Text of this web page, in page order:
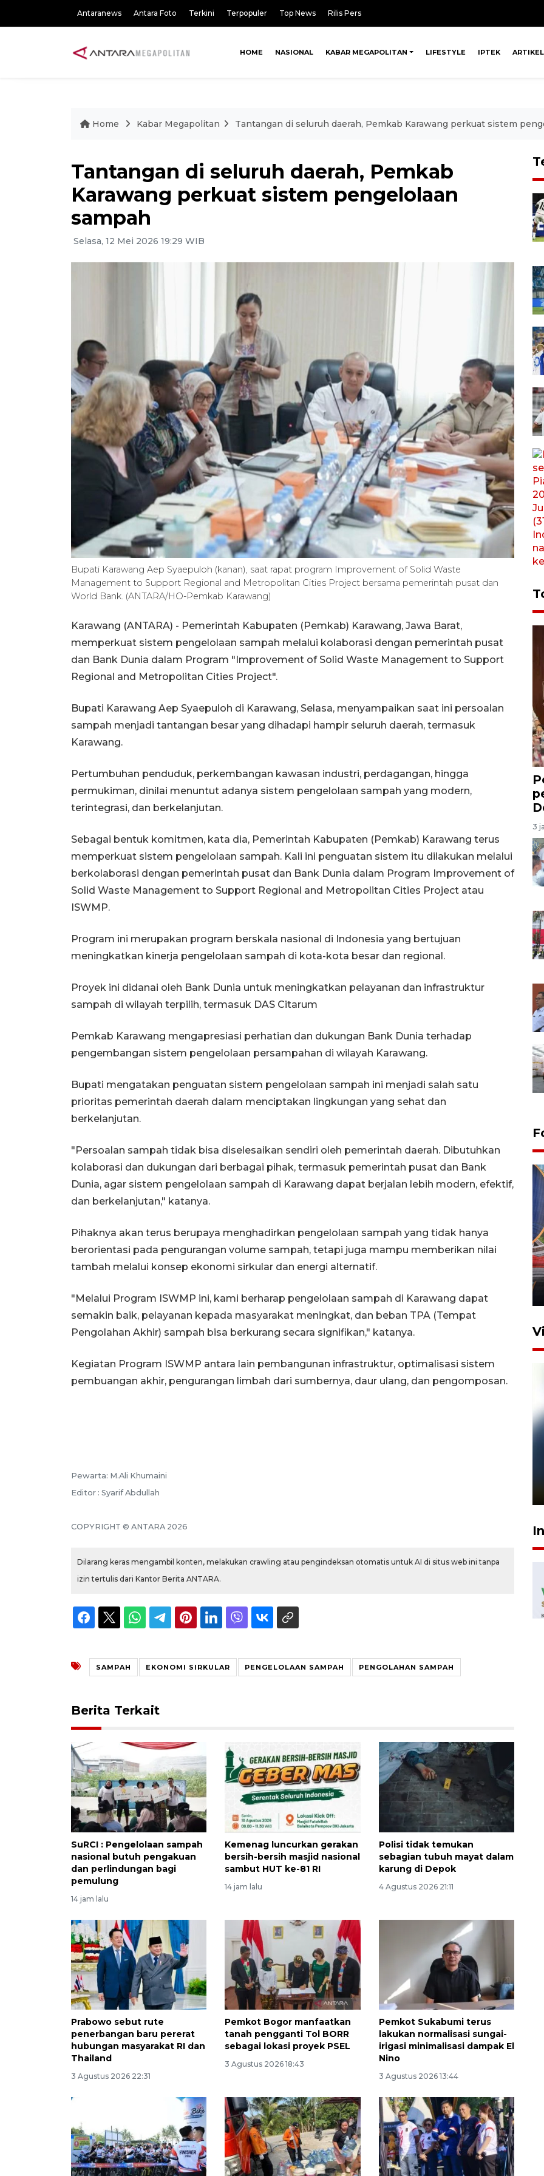
Antaranews Antara Foto Terkini Terpopuler Top News Rilis Pers
HOME NASIONAL KABAR MEGAPOLITAN LIFESTYLE IPTEK ARTIKEL
Home Kabar Megapolitan Tantangan di seluruh daerah, Pemkab Karawang perkuat sistem
Tantangan di seluruh daerah, Pemkab
Karawang perkuat sistem pengelolaan
sampah
Selasa, 12 Mei 2026 19:29 WIB
Bupati Karawang Aep Syaepuloh (kanan), saat rapat program Improvement of Solid Waste
Management to Support Regional and Metropolitan Cities Project bersama pemerintah pusat dan
World Bank. (ANTARA/HO-Pemkab Karawang)
Karawang (ANTARA) - Pemerintah Kabupaten (Pemkab) Karawang, Jawa Barat,
memperkuat sistem pengelolaan sampah melalui kolaborasi dengan pemerintah pusat
dan Bank Dunia dalam Program "Improvement of Solid Waste Management to Support
Regional and Metropolitan Cities Project".
Bupati Karawang Aep Syaepuloh di Karawang, Selasa, menyampaikan saat ini persoalan
sampah menjadi tantangan besar yang dihadapi hampir seluruh daerah, termasuk
Karawang.
Pertumbuhan penduduk, perkembangan kawasan industri, perdagangan, hingga
permukiman, dinilai menuntut adanya sistem pengelolaan sampah yang modern,
terintegrasi, dan berkelanjutan.
Sebagai bentuk komitmen, kata dia, Pemerintah Kabupaten (Pemkab) Karawang terus
memperkuat sistem pengelolaan sampah. Kali ini penguatan sistem itu dilakukan melalui
berkolaborasi dengan pemerintah pusat dan Bank Dunia dalam Program Improvement of
Solid Waste Management to Support Regional and Metropolitan Cities Project atau
ISWMP.
Program ini merupakan program berskala nasional di Indonesia yang bertujuan
meningkatkan kinerja pengelolaan sampah di kota-kota besar dan regional.
Proyek ini didanai oleh Bank Dunia untuk meningkatkan pelayanan dan infrastruktur
sampah di wilayah terpilih, termasuk DAS Citarum
Pemkab Karawang mengapresiasi perhatian dan dukungan Bank Dunia terhadap
pengembangan sistem pengelolaan persampahan di wilayah Karawang.
Bupati mengatakan penguatan sistem pengelolaan sampah ini menjadi salah satu
prioritas pemerintah daerah dalam menciptakan lingkungan yang sehat dan
berkelanjutan.
"Persoalan sampah tidak bisa diselesaikan sendiri oleh pemerintah daerah. Dibutuhkan
kolaborasi dan dukungan dari berbagai pihak, termasuk pemerintah pusat dan Bank
Dunia, agar sistem pengelolaan sampah di Karawang dapat berjalan lebih modern, efektif,
dan berkelanjutan," katanya.
Pihaknya akan terus berupaya menghadirkan pengelolaan sampah yang tidak hanya
berorientasi pada pengurangan volume sampah, tetapi juga mampu memberikan nilai
tambah melalui konsep ekonomi sirkular dan energi alternatif.
"Melalui Program ISWMP ini, kami berharap pengelolaan sampah di Karawang dapat
semakin baik, pelayanan kepada masyarakat meningkat, dan beban TPA (Tempat
Pengolahan Akhir) sampah bisa berkurang secara signifikan," katanya.
Kegiatan Program ISWMP antara lain pembangunan infrastruktur, optimalisasi sistem
pembuangan akhir, pengurangan limbah dari sumbernya, daur ulang, dan pengomposan.
Pewarta: M.Ali Khumaini
Editor : Syarif Abdullah
COPYRIGHT © ANTARA 2026
Dilarang keras mengambil konten, melakukan crawling atau pengindeksan otomatis untuk AI di situs web ini tanpa
izin tertulis dari Kantor Berita ANTARA.
SAMPAH EKONOMI SIRKULAR PENGELOLAAN SAMPAH PENGOLAHAN SAMPAH
Berita Terkait
SuRCI : Pengelolaan sampah
nasional butuh pengakuan
dan perlindungan bagi
pemulung
14 jam lalu
Kemenag luncurkan gerakan
bersih-bersih masjid nasional
sambut HUT ke-81 RI
14 jam lalu
Polisi tidak temukan
sebagian tubuh mayat dalam
karung di Depok
4 Agustus 2026 21:11
Prabowo sebut rute
penerbangan baru pererat
hubungan masyarakat RI dan
Thailand
3 Agustus 2026 22:31
Pemkot Bogor manfaatkan
tanah pengganti Tol BORR
sebagai lokasi proyek PSEL
3 Agustus 2026 18:43
Pemkot Sukabumi terus
lakukan normalisasi sungai-
irigasi minimalisasi dampak El
Nino
3 Agustus 2026 13:44
3
Komisi V DPR tinjau
perlintasan sebidang di
Stasiun Bogor
musim kemarau
2026-08-05 12:00:00